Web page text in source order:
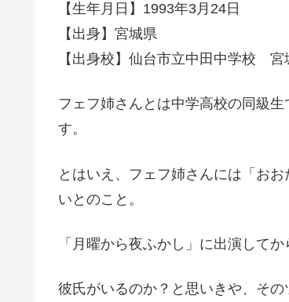
【生年月日】1993年3月24日
【出身】宮城県
【出身校】仙台市立中田中学校 宮
フェフ姉さんとは中学高校の同級
す。
とはいえ、フェフ姉さんには「お
いとのこと。
「月曜から夜ふかし」に出演して
彼氏がいるのか？と思いきや、そ